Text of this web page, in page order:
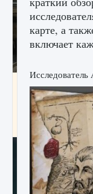
Как исправить
Force Hawk Ops
9 августа 2024
карте, а
включает
Исследователь